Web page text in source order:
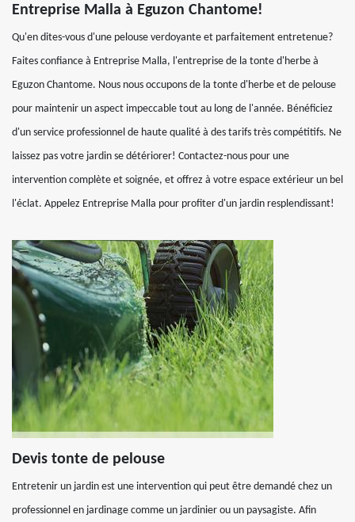
Entreprise Malla à Eguzon Chantome!
Qu'en dites-vous d'une pelouse verdoyante et parfaitement entretenue?
Faites confiance à Entreprise Malla, l'entreprise de la tonte d'herbe à
Eguzon Chantome. Nous nous occupons de la tonte d'herbe et de pelouse
pour maintenir un aspect impeccable tout au long de l'année. Bénéficiez
d'un service professionnel de haute qualité à des tarifs très compétitifs. Ne
laissez pas votre jardin se détériorer! Contactez-nous pour une
intervention complète et soignée, et offrez à votre espace extérieur un bel
l'éclat. Appelez Entreprise Malla pour profiter d'un jardin resplendissant!
Devis tonte de pelouse
Entretenir un jardin est une intervention qui peut être demandé chez un
professionnel en jardinage comme un jardinier ou un paysagiste. Afin